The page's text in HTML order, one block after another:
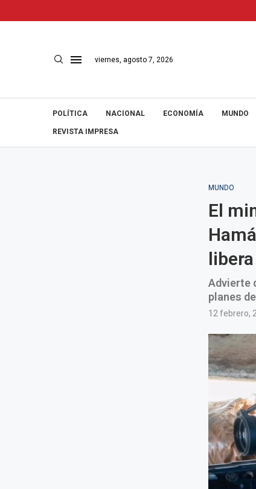
viernes, agosto 7, 2026
POLÍTICA NACIONAL ECONOMÍA MUNDO
REVISTA IMPRESA
MUNDO
El
Advierte
planes
12 febrero,